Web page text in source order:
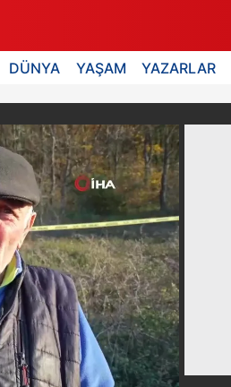
DÜNYA YAŞAM YAZARLAR